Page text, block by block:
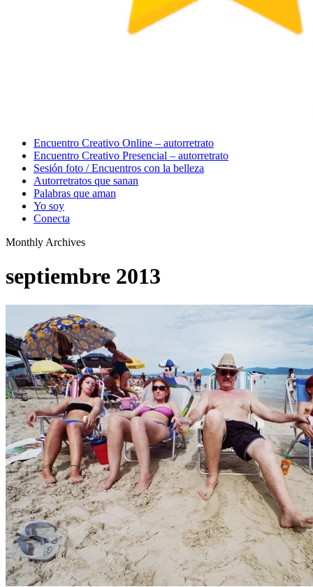
Menu
Encuentro Creativo Online – autorretrato
Encuentro Creativo Presencial – autorretrato
Sesión foto / Encuentros con la belleza
Autorretratos que sanan
Palabras que aman
Yo soy
Conecta
Monthly Archives
septiembre 2013